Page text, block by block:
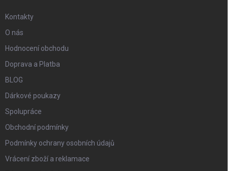
Kontakty
O nás
Hodnocení obchodu
Doprava a Platba
BLOG
Dárkové poukazy
Spolupráce
Obchodní podmínky
Podmínky ochrany osobních údajů
Vrácení zboží a reklamace